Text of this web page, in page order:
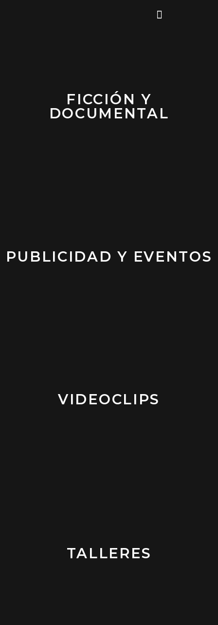
FICCIÓN Y
DOCUMENTAL
PUBLICIDAD Y EVENTOS
VIDEOCLIPS
TALLERES